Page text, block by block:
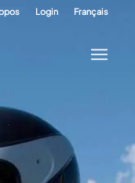
Login Français